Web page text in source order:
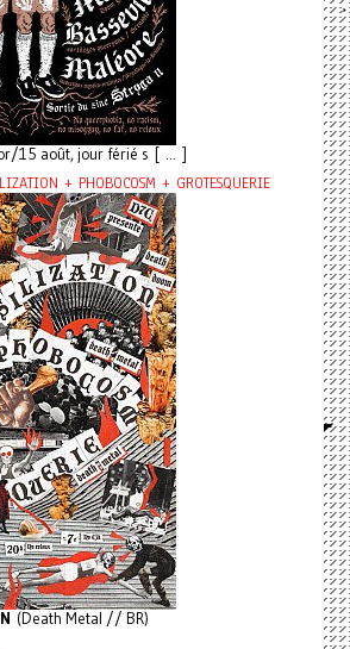
15 août, jour férié s [ ... ]
+ PHOBOCOSM + GROTESQUERIE
(Death Metal // BR)